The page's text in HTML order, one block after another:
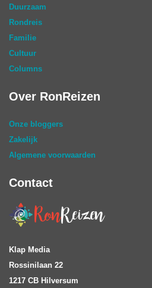
Duurzaam
Rondreis
Familie
Cultuur
Columns
Over RonReizen
Onze bloggers
Zakelijk
Algemene voorwaarden
Contact
Klap Media
Rossinilaan 22
1217 CB Hilversum